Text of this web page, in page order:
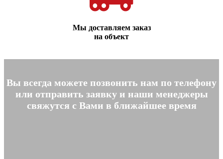
Мы доставляем заказ
на объект
Вы всегда можете позвонить нам по телефону
или отправить заявку и наши менеджеры
свяжутся с Вами в ближайшее время